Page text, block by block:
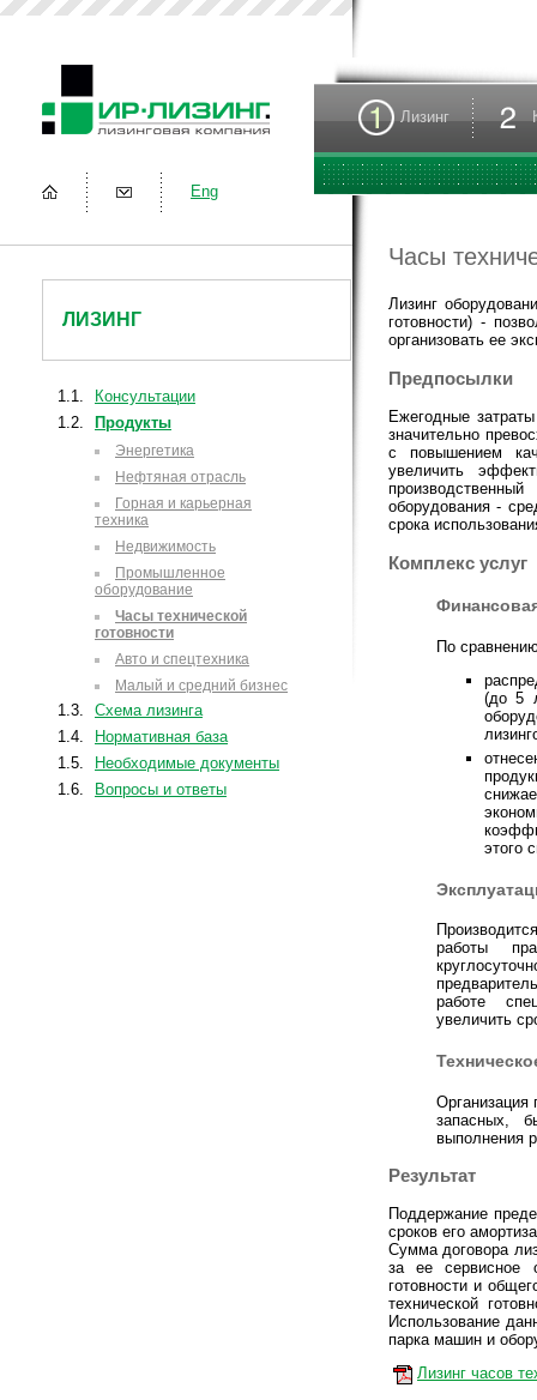
Eng
ЛИЗИНГ
1.1.
Консультации
1.2.
Продукты
Энергетика
Нефтяная отрасль
Горная и карьерная
техника
Недвижимость
Промышленное
оборудование
Часы технической
готовности
Авто и спецтехника
Малый и средний бизнес
1.3.
Схема лизинга
1.4.
Нормативная база
1.5.
Необходимые документы
1.6.
Вопросы и ответы
Лизинг
Часы
Лизинг
готовности) -
организовать ее
Предпосылки
Ежегодные
значительно
с повышением
увеличить
оборудования -
срока
Комплекс услуг
По
(до 5
этого
работы
работе
увеличить
Организация
запасных,
выполнения
Результат
Поддержание
сроков его
Сумма договора
за ее сервисное
готовности и
технической
Использование
парка машин и
Лизинг часов